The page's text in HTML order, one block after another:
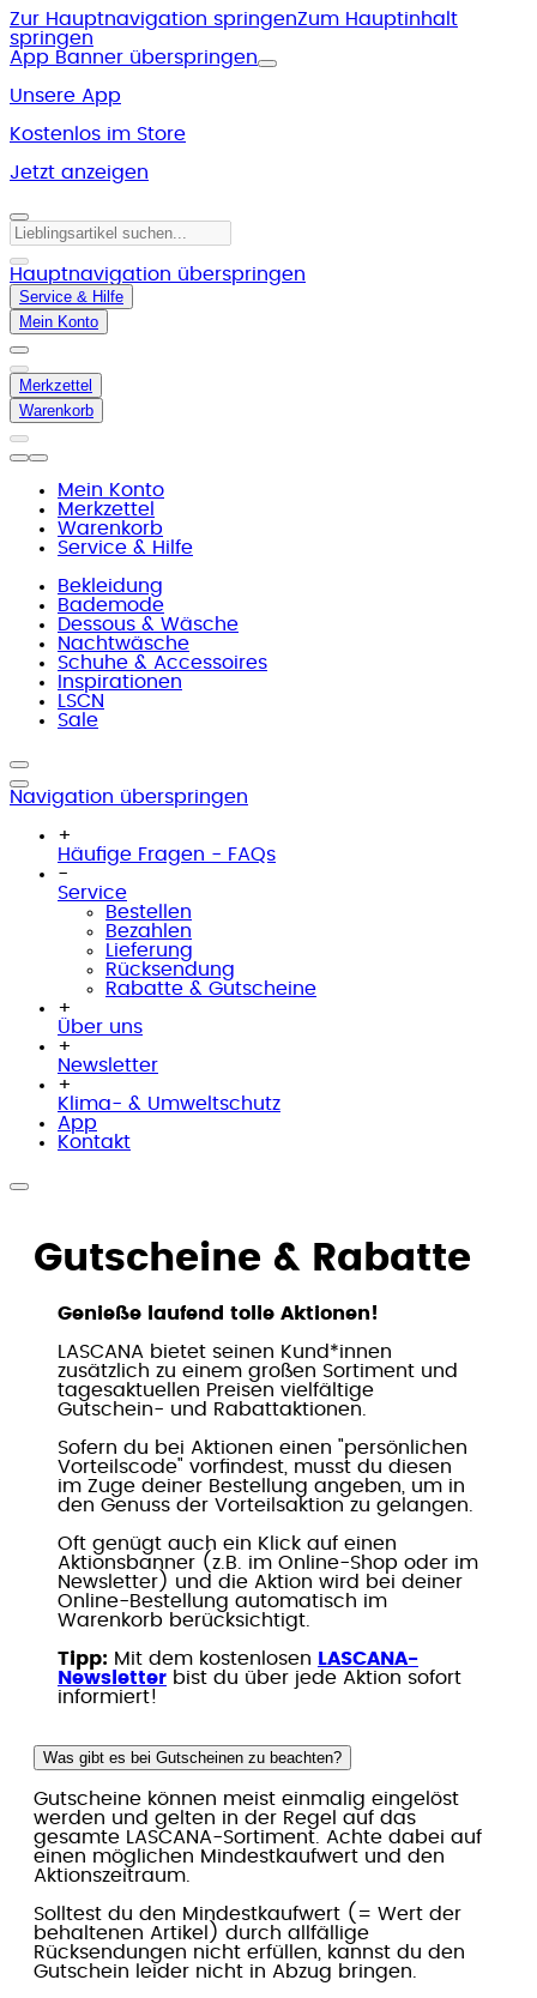
Zur Hauptnavigation springenZum Hauptinhalt
springen
App Banner überspringen
Unsere App
Kostenlos im Store
Jetzt anzeigen
Hauptnavigation überspringen
Service & Hilfe
Mein Konto
Merkzettel
Warenkorb
Mein Konto
Merkzettel
Warenkorb
Service & Hilfe
Bekleidung
Bademode
Dessous & Wäsche
Nachtwäsche
Schuhe & Accessoires
Inspirationen
LSCN
Sale
Navigation überspringen
+
Häufige Fragen - FAQs
-
Service
Bestellen
Bezahlen
Lieferung
Rücksendung
Rabatte & Gutscheine
+
Über uns
+
Newsletter
+
Klima- & Umweltschutz
App
Kontakt
Gutscheine & Rabatte
Genieße laufend tolle Aktionen!
LASCANA bietet seinen Kund*innen
zusätzlich zu einem großen Sortiment und
tagesaktuellen Preisen vielfältige
Gutschein- und Rabattaktionen.
Sofern du bei Aktionen einen "persönlichen
Vorteilscode" vorfindest, musst du diesen
im Zuge deiner Bestellung angeben, um in
den Genuss der Vorteilsaktion zu gelangen.
Oft genügt auch ein Klick auf einen
Aktionsbanner (z.B. im Online-Shop oder im
Newsletter) und die Aktion wird bei deiner
Online-Bestellung automatisch im
Warenkorb berücksichtigt.
Tipp: Mit dem kostenlosen
LASCANA-
Newsletter bist du über jede Aktion sofort
informiert!
Was gibt es bei Gutscheinen zu beachten?
Gutscheine können meist einmalig eingelöst
werden und gelten in der Regel auf das
gesamte LASCANA-Sortiment. Achte dabei auf
einen möglichen Mindestkaufwert und den
Aktionszeitraum.
Solltest du den Mindestkaufwert (= Wert der
behaltenen Artikel) durch allfällige
Rücksendungen nicht erfüllen, kannst du den
Gutschein leider nicht in Abzug bringen.